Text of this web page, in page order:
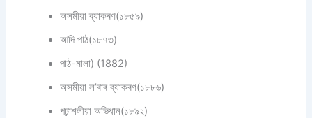
অসমীয়া ব্যাকৰণ(১৮৫৯)
আদি পাঠ(১৮৭৩)
পাঠ-মালা) (1882)
অসমীয়া ল’ৰাৰ ব্যাকৰণ(১৮৮৬)
পঢ়াশলীয়া অভিধান(১৮৯২)